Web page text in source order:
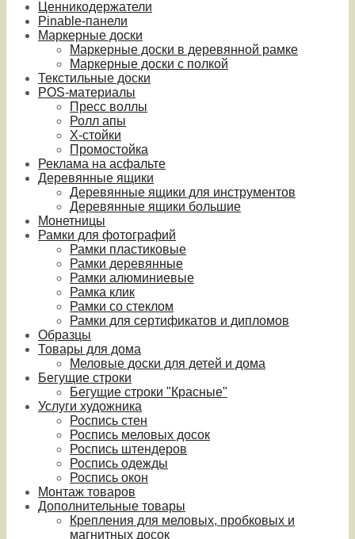
Ценникодержатели
Pinable-панели
Маркерные доски
Маркерные доски в деревянной рамке
Маркерные доски с полкой
Текстильные доски
POS-материалы
Пресс воллы
Ролл апы
Х-стойки
Промостойка
Реклама на асфальте
Деревянные ящики
Деревянные ящики для инструментов
Деревянные ящики большие
Монетницы
Рамки для фотографий
Рамки пластиковые
Рамки деревянные
Рамки алюминиевые
Рамка клик
Рамки со стеклом
Рамки для сертификатов и дипломов
Образцы
Товары для дома
Меловые доски для детей и дома
Бегущие строки
Бегущие строки "Красные"
Услуги художника
Роспись стен
Роспись меловых досок
Роспись штендеров
Роспись одежды
Роспись окон
Монтаж товаров
Дополнительные товары
Крепления для меловых, пробковых и
магнитных досок